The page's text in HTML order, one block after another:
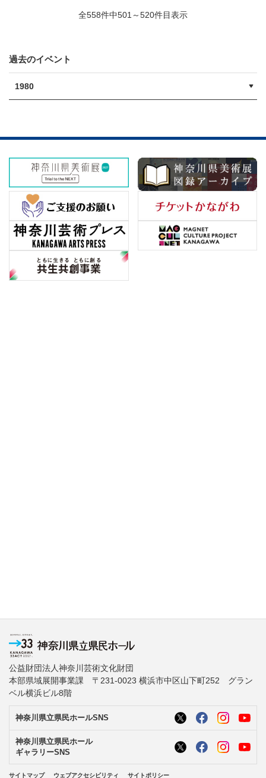
全558件中501～520件目表示
過去のイベント
公益財団法人神奈川芸術文化財団
本部県域展開事業課 〒231-0023 横浜市中区山下町252 グラン
ベル横浜ビル8階
神奈川県立県民ホールSNS
神奈川県立県民ホール
ギャラリーSNS
サイトマップ ウェブアクセシビリティ サイトポリシー